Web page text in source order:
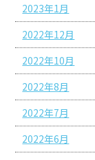
2023年1月
2022年12月
2022年10月
2022年8月
2022年7月
2022年6月